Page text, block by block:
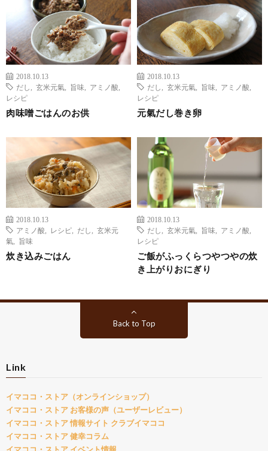
2018.10.13
だし
玄米元氣 旨味 アミノ酸
レシピ
肉味噌ごはんのお供
2018.10.13
だし
玄米元氣 旨味 アミノ酸
レシピ
元氣だし巻き卵
2018.10.13
アミノ酸
レシピ だし
玄米元
氣
旨味
炊き込みごはん
2018.10.13
だし
玄米元氣 旨味 アミノ酸
レシピ
ご飯がふっくらつやつやの炊
き上がりおにぎり
Back to Top
Link
イマココ・ストア（オンラインショップ）
イマココ・ストア お客様の声（ユーザーレビュー）
イマココ・ストア 情報サイト クラブイマココ
イマココ・ストア 健幸コラム